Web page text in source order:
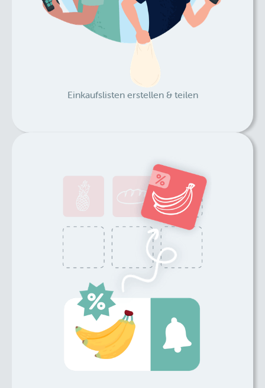
Einkaufslisten erstellen & teilen